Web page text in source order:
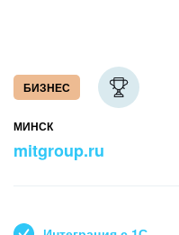
БИЗНЕС
МИНСК
mitgroup.ru